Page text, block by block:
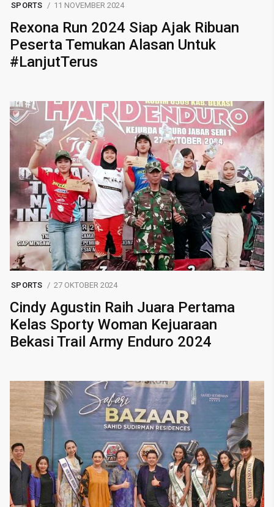
SPORTS 11 NOVEMBER 2024
Rexona Run 2024 Siap Ajak Ribuan
Peserta Temukan Alasan Untuk
#LanjutTerus
SPORTS 27 OKTOBER 2024
Cindy Agustin Raih Juara Pertama
Kelas Sporty Woman Kejuaraan
Bekasi Trail Army Enduro 2024